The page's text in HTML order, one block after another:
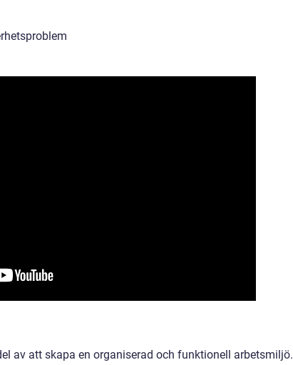
av att skapa en organiserad och funktionell arbetsmiljö.